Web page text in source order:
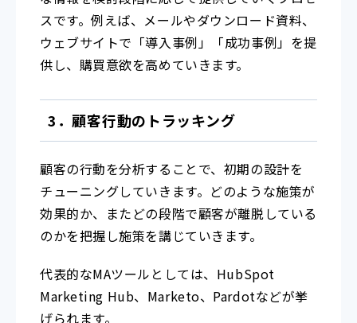
スです。例えば、メールやダウンロード資料、
ウェブサイトで「導入事例」「成功事例」を提
供し、購買意欲を高めていきます。
3．顧客行動のトラッキング
顧客の行動を分析することで、初期の設計を
チューニングしていきます。どのような施策が
効果的か、またどの段階で顧客が離脱している
のかを把握し施策を講じていきます。
代表的なMAツールとしては、HubSpot
Marketing Hub、Marketo、Pardotなどが挙
げられます。